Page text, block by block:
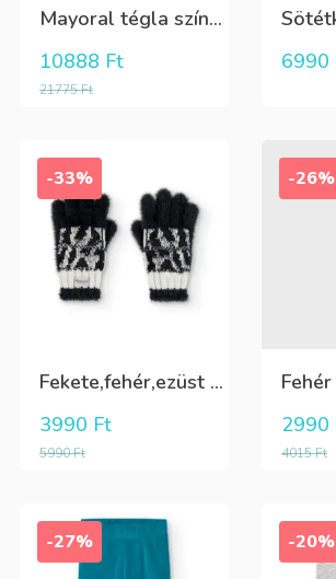
Mayoral tégla színű kisvirág mintás nyári lenge ruha
21775Ft
10888 Ft
6990
-33%
Fekete,fehér,ezüst kötött kesztyű
5990Ft
3990 Ft
-26%
4015Ft
2990
-27% -20%